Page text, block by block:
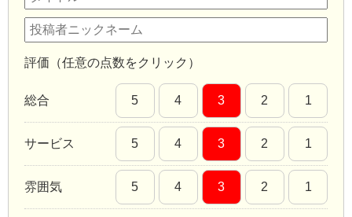
評価（任意の点数をクリック）
総合 5 4 3 2 1
サービス 5 4 3 2 1
雰囲気 5 4 3 2 1